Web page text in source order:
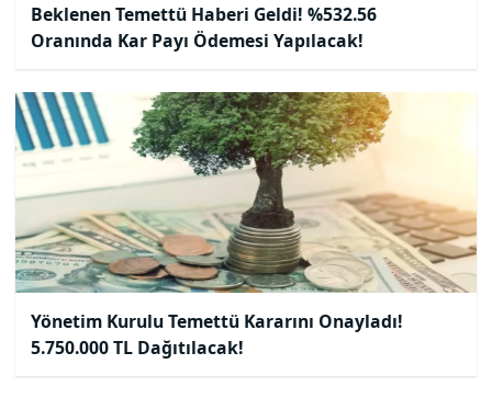
Beklenen Temettü Haberi Geldi! %532.56
Oranında Kar Payı Ödemesi Yapılacak!
Yönetim Kurulu Temettü Kararını Onayladı!
5.750.000 TL Dağıtılacak!